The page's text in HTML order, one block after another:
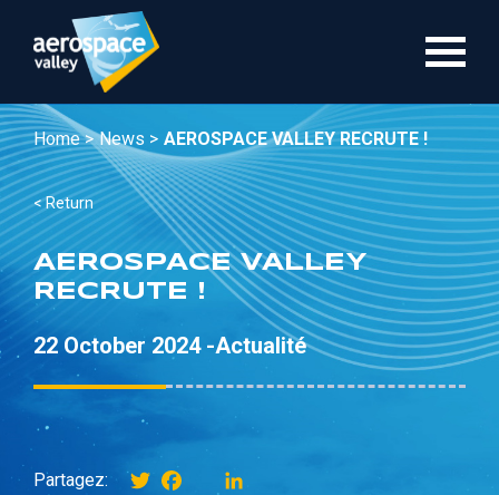
main
Home > News > AEROSPACE VALLEY RECRUTE !
< Return
AEROSPACE VALLEY
RECRUTE !
22 October 2024 -Actualité
Partagez: TwitterFacebookinstagram